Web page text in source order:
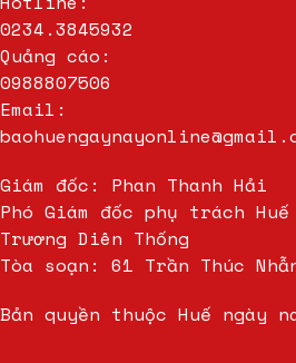
0234.3845932
Quảng cáo:
0988807506
Email:
Giám đốc: Phan Thanh Hải
Phó Giám đốc phụ trách
Trương Diên Thống
Tòa soạn: 61 Trần Thúc
Bản quyền thuộc Huế ngày